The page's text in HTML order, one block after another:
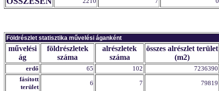
Földrészlet statisztika művelési áganként
művelési
ág
földrészletek
száma
alrészletek
száma
összes alrészlet terület
(m2)
erdő 65 102
7236390
fásított
terület
6 7
79819